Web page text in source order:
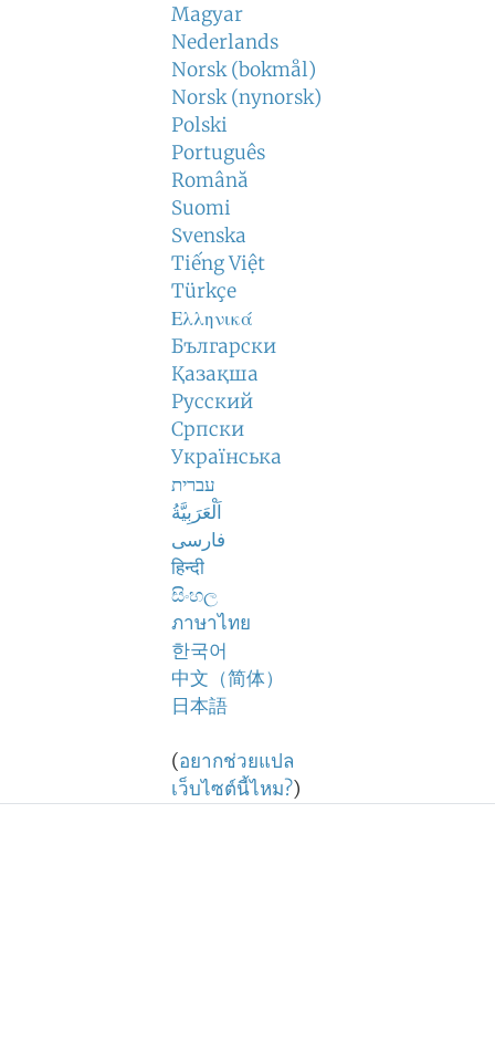
Magyar
Nederlands
Norsk (bokmål)
Norsk (nynorsk)
Polski
Português
Română
Suomi
Svenska
Tiếng Việt
Türkçe
Ελληνικά
Български
Қазақша
Русский
Српски
Українська
עברית
اَلْعَرَبِيَّةُ
فارسی
हिन्दी
සිංහල
ภาษาไทย
한국어
中文（简体）
日本語
(อยากช่วยแปล
เว็บไซต์นี้ไหม?)